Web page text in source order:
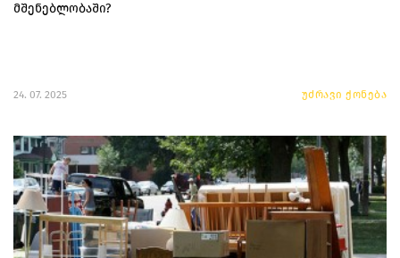
მშენებლობაში?
24. 07. 2025 უძრავი ქონება